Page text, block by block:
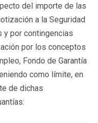
del importe de las
a la Seguridad
y por contingencias
por los conceptos
Fondo de Garantía
como límite, en
de dichas